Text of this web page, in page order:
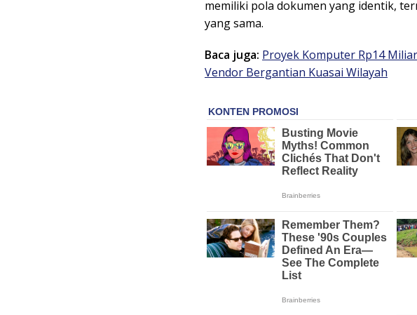
memiliki pola dokumen yang identik,
yang sama.
Baca juga: Proyek Komputer Rp14
Vendor Bergantian Kuasai Wilayah